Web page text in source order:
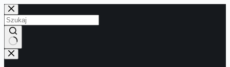
Przejdź
do
treści
Brak
wyników